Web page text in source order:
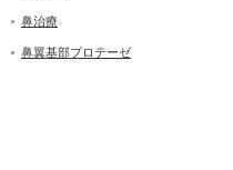
鼻治療
鼻翼基部プロテーゼ